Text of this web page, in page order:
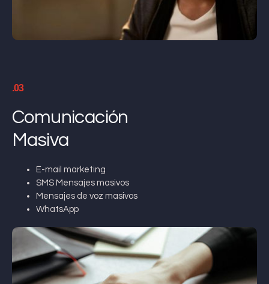
.03
Comunicación
Masiva
E-mail marketing
SMS Mensajes masivos
Mensajes de voz masivos
WhatsApp